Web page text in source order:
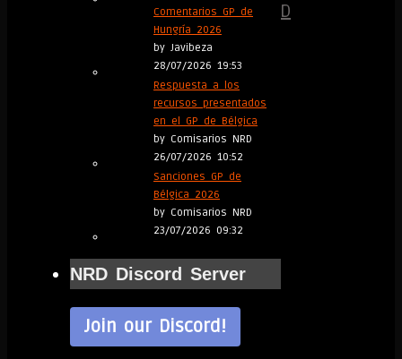
30/03/2020FormulaNRD
Prensa
Comentarios GP de
Hungría 2026
by Javibeza
28/07/2026 19:53
Respuesta a los
recursos presentados
en el GP de Bélgica
by Comisarios NRD
26/07/2026 10:52
Sanciones GP de
Bélgica 2026
by Comisarios NRD
23/07/2026 09:32
NRD Discord Server
Join our Discord!